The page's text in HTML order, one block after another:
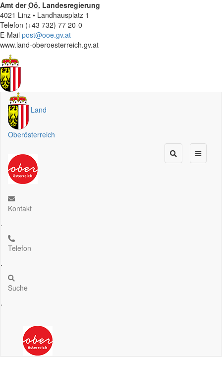
Amt derOö. Landesregierung
4021 Linz • Landhausplatz 1
Telefon (+43 732) 77 20-0
E-Mail post@ooe.gv.at
www.land-oberoesterreich.gv.at
Land
Oberösterreich
Kontakt
.
Telefon
.
Suche
.